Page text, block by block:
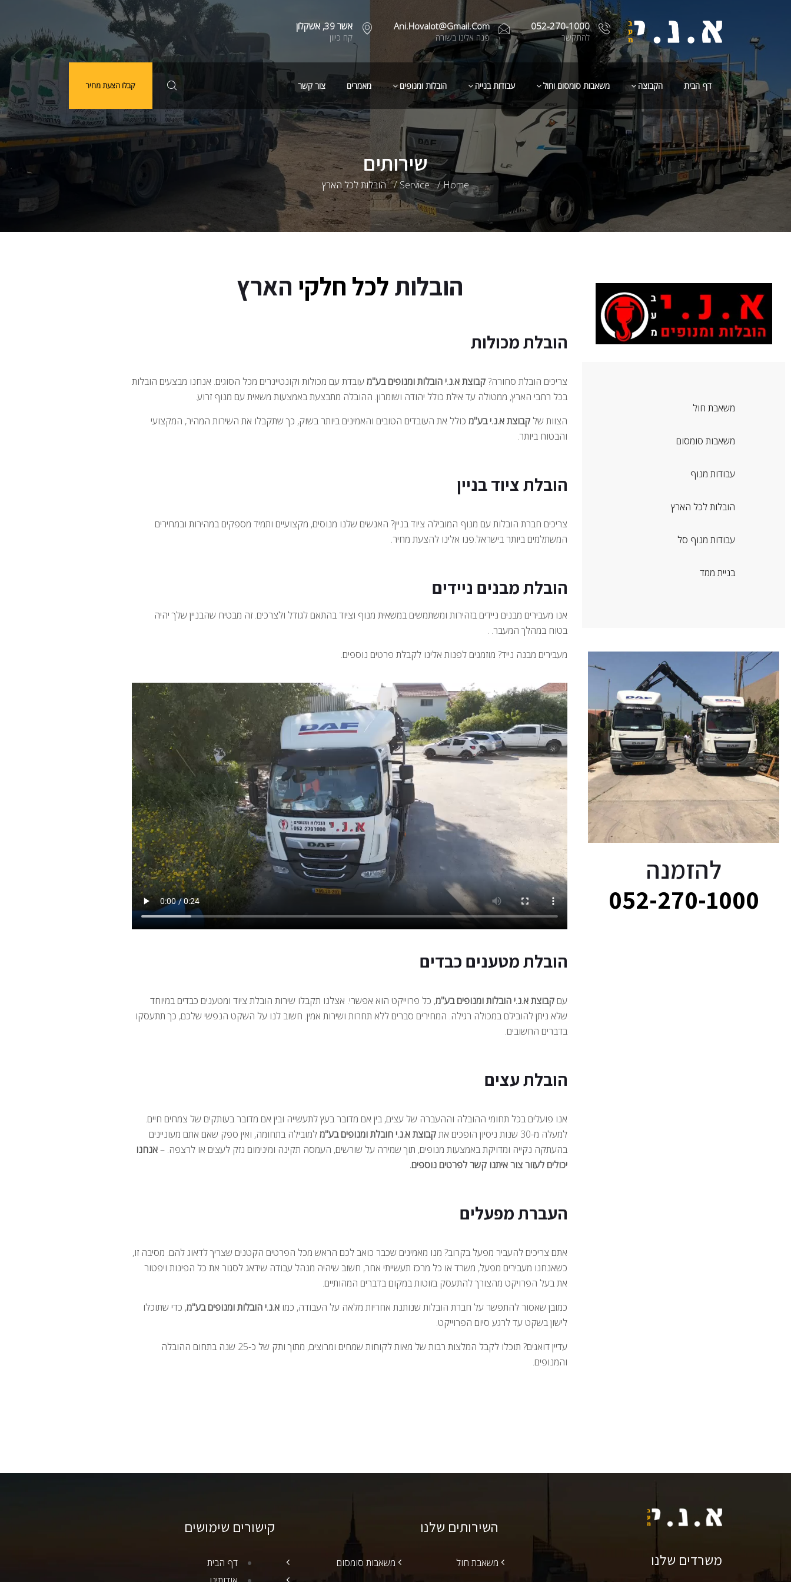
052-270-1000
להתקשר
Ani.hovalot@gmail.com
פנה אלינו בשורה
אשר 39, אשקלון
קח כיוון
דף הבית הקבוצה משאבות סומסום וחול עבודות בנייה הובלות ומנופים מאמרים צור קשר קבלו הצעת מחיר
שירותים
Home
Service הובלות לכל הארץ
משאבת חול
משאבות סומסום
עבודות מנוף
הובלות לכל הארץ
עבודות מנוף סל
בניית ממד
להזמנה
052-270-1000
הובלותלכל חלקי הארץ
הובלת מכולות
צריכים הובלת סחורה?קבוצת א.נ.י הובלות ומנופים בע"מעובדת עם מכולות וקונטיינרים מכל הסוגים. אנחנו מבצעים הובלות
בכל רחבי הארץ, ממטולה עד אילת כולל יהודה ושומרון. ההובלה מתבצעת באמצעות משאית עם מנוף זרוע.
הצוות של קבוצת א.נ.י בע"מכולל את העובדים הטובים והאמינים ביותר בשוק, כך שתקבלו את השירות המהיר, המקצועי
והבטוח ביותר.
הובלת ציוד בניין
צריכים חברת הובלות עם מנוף המובילה ציוד בניין? האנשים שלנו מנוסים, מקצועיים ותמיד מספקים במהירות ובמחירים
המשתלמים ביותר בישראל.פנו אלינו להצעת מחיר.
הובלת מבנים ניידים
אנו מעבירים מבנים ניידים בזהירות ומשתמשים במשאית מנוף וציוד בהתאם לגודל ולצרכים. זה מבטיח שהבניין שלך יהיה
בטוח במהלך המעבר. .
מעבירים מבנה נייד? מוזמנים לפנות אלינו לקבלת פרטים נוספים.
הובלת מטענים כבדים
עם קבוצת א.נ.י הובלות ומנופים בע"מ, כל פרוייקט הוא אפשרי. אצלנו תקבלו שירות הובלת ציוד ומטענים כבדים במיוחד
שלא ניתן להובילם במכולה רגילה. המחירים סברים ללא תחרות ושירות אמין. חשוב לנו על השקט הנפשי שלכם, כך תתעסקו
בדברים החשובים.
הובלת עצים
אנו פועלים בכל תחומי ההובלה וההעברה של עצים, בין אם מדובר בעץ לתעשייה ובין אם מדובר בעותקים של צמחים חיים.
למעלה מ-30 שנות ניסיון הופכים את
קבוצת א.נ.י חובלת ומנופים בע"מלמובילה בתחומה, ואין ספק שאם אתם מעוניינים
בהעתקה נקייה ומדויקת באמצעות מנופים, תוך שמירה על שורשים, העמסה תקינה ומינימום נזק לעצים או לרצפה. –אנחנו
יכולים לעזור צור איתנו קשר לפרטים נוספים.
העברת מפעלים
אתם צריכים להעביר מפעל בקרוב? מנו מאמינים שכבר כואב לכם הראש מכל הפרטים הקטנים שצריך לדאוג להם. מסיבה זו,
כשאנחנו מעבירים מפעל, משרד או כל מרכז תעשייתי אחר, חשוב שיהיה מנהל עבודה שידאג לסגור את כל הפינות ויפטור
את בעל הפרויקט מהצורך להתעסק בזוטות במקום בדברים המהותיים.
כמובן שאסור להתפשר על חברת הובלות שנותנת אחריות מלאה על העבודה, כמו א.נ.י הובלות ומנופים בע"מ, כדי שתוכלו
לישון בשקט עד לרגע סיום הפרוייקט.
עדיין דואגים? תוכלו לקבל המלצות רבות של מאות לקוחות שמחים ומרוצים, מתוך ותק של כ-25 שנה בתחום ההובלה
והמנופים.
משרדים שלנו
השירותים שלנו
משאבת חול משאבות סומסום
קישורים שימושים
דף הבית